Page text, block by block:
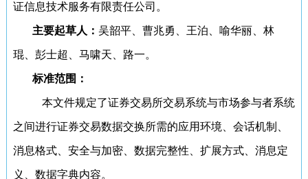
证信息技术服务有限责任公司。
主要起草人： 吴韶平、曹兆勇、王泊、喻华丽、林
琨、彭士超、马啸天、路一。
标准范围：
本文件规定了证券交易所交易系统与市场参与者系统
之间进行证券交易数据交换所需的应用环境、会话机制、
消息格式、安全与加密、数据完整性、扩展方式、消息定
义、数据字典内容。